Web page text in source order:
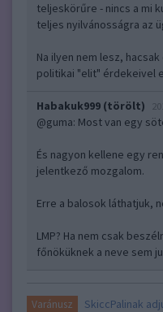
teljeskörűre - nincs a mi
teljes nyilvánosságra az
Na ilyen nem lesz,
politikai "elit" érdekeivel
Habakuk999 (törölt)
@guma: Most van egy
És nagyon kellene egy
jelentkező mozgalom.
Erre a balosok láthatjuk,
LMP? Ha nem csak
főnöküknek a neve sem
Varánusz SkiccPalinak